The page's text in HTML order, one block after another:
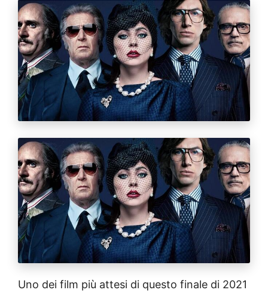
Uno dei film più attesi di questo finale di 2021